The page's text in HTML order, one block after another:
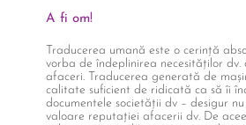
A fi om!
Traducerea umană este o cerință
vorba de îndeplinirea necesităților
afaceri. Traducerea generată de
calitate suficient de ridicată ca să îi
documentele societății dv – desigur
valoare reputației afacerii dv. De